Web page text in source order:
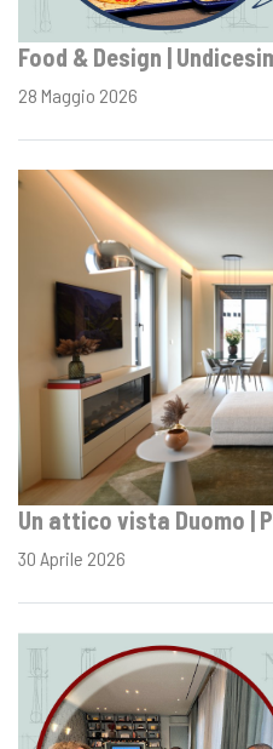
Food & Design |
28 Maggio 2026
Un attico vista Duomo |
30 Aprile 2026